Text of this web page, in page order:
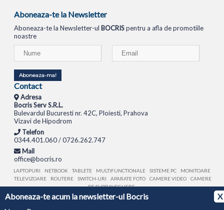
Aboneaza-te acum la newsletter-ul Bocris
X
Aboneaza-te la Newsletter
Aboneaza-te la Newsletter-ul BOCRISpentru a afla de promotiile
noastre
Aboneaza-ma!
Contact
Adresa
Bocris Serv S.R.L.
Bulevardul Bucuresti nr. 42C, Ploiesti, Prahova
Vizavi de Hipodrom
Telefon
0344.401.060 / 0726.262.747
Mail
office@bocris.ro
LAPTOPURI NETBOOK TABLETE MULTIFUNCTIONALE SISTEME PC
MONITOARE
TELEVIZOARE
ROUTERE SWITCH-URI APARATE FOTO CAMERE VIDEO
CAMERE
DE SUPRAVEGHERE
© 1994 - 2026 BOCRIS SERV S.R.L. | CUI: RO6260085, REG. COM.: J29/2413/1994